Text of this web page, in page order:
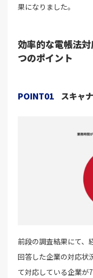
果になりました。
効率的な電帳法
つのポイント
POINT01 スキャ
前段の調査結果にて、
回答した企業の対応状
て対応している企業が